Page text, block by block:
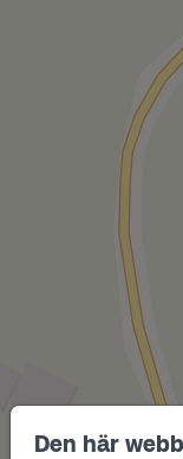
Den här